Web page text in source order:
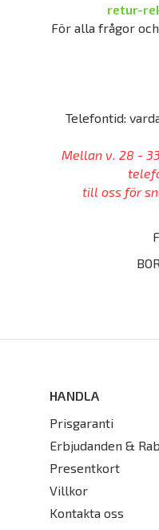
retur-
För alla frågor
Telefontid:
Mellan v. 28 -
till oss för
HANDLA
Prisgaranti
Erbjudanden &
Presentkort
Villkor
Kontakta oss